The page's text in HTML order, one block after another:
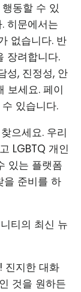
동할 수 있
히문에서는
없습니다. 반
장려합니다.
성, 진정성, 안
보세요. 페이
있습니다.
으세요. 우리
LGBTQ 개인
있는 플랫폼
을 준비를 하
티의 최신 뉴
진지한 대화
것을 원하든